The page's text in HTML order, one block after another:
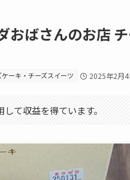
おばさんのお店
ーキ・チーズスイーツ 2025年2月4
て収益を得ています。